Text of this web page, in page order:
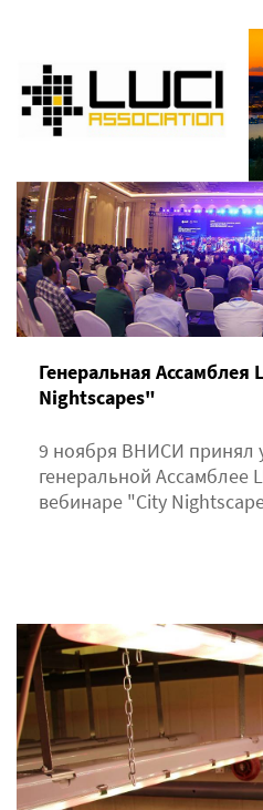
Генеральная Ассамблея
Nightscapes"
9 ноября ВНИСИ принял
генеральной Ассамблее
вебинаре "City